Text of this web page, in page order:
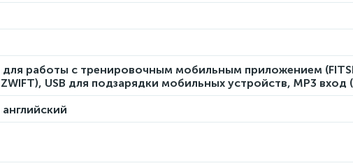
работы с тренировочным мобильным приложением
ZWIFT), USB для подзарядки мобильных устройств, MP3 вход